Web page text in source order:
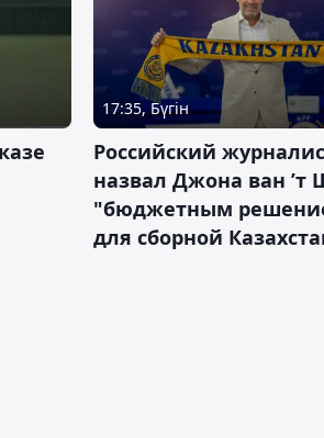
17:35, Бүгін
Российский
назвал Джона ван ’т
"бюджетным
для сборной